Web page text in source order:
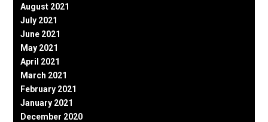
August 2021
July 2021
June 2021
May 2021
April 2021
March 2021
February 2021
January 2021
December 2020